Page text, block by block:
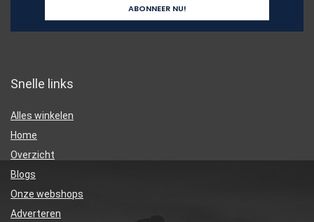
Snelle links
Alles winkelen
Home
Overzicht
Blogs
Onze webshops
Adverteren